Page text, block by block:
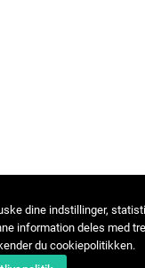
dine indstillinger,
information deles med
du cookiepolitikken.